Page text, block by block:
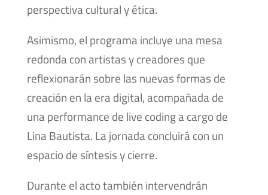
perspectiva cultural y ética.
Asimismo, el programa incluye una mesa
redonda con artistas y creadores que
reflexionarán sobre las nuevas formas de
creación en la era digital, acompañada de
una performance de live coding a cargo de
Lina Bautista. La jornada concluirá con un
espacio de síntesis y cierre.
Durante el acto también intervendrán